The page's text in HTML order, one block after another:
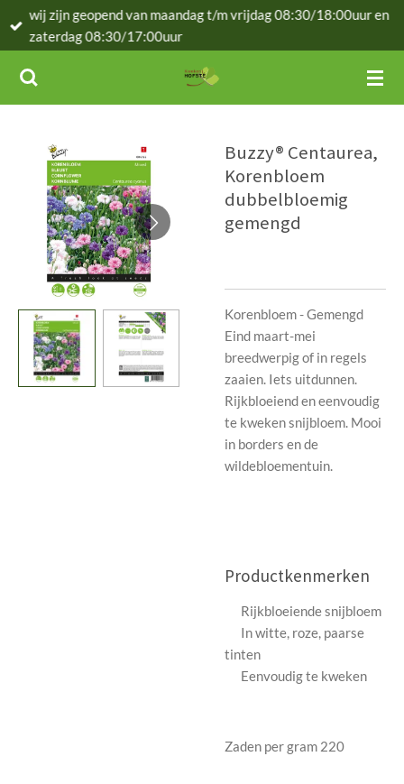
Ga
direct
de
hoofdinhoud
wij zijn geopend van maandag t/m vrijdag 08:30/18:00uur en
zaterdag 08:30/17:00uur
Buzzy® Centaurea,
Korenbloem
dubbelbloemig
gemengd
Korenbloem - Gemengd
Eind maart-mei
breedwerpig of in regels
zaaien. Iets uitdunnen.
Rijkbloeiend en eenvoudig
te kweken snijbloem. Mooi
in borders en de
wildebloementuin.
Productkenmerken
Rijkbloeiende snijbloem
In witte, roze, paarse
tinten
Eenvoudig te kweken
Zaden per gram 220